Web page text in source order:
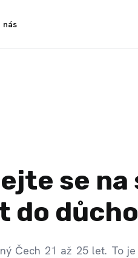
nás
se
do
Čech 21 až 25 let. To